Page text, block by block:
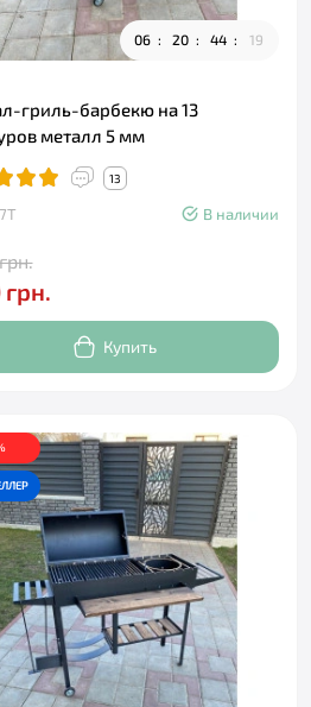
06 20 44 17
гриль-барбекю на 13
металл 5 мм
13
В наличии
грн.
Купить